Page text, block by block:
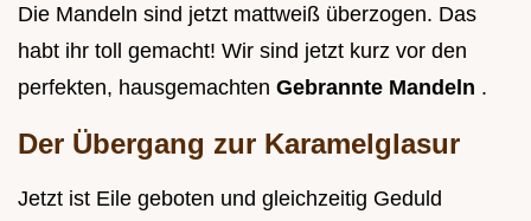
Die Mandeln sind jetzt mattweiß überzogen. Das
habt ihr toll gemacht! Wir sind jetzt kurz vor den
perfekten, hausgemachten Gebrannte Mandeln .
Der Übergang zur Karamelglasur
Jetzt ist Eile geboten und gleichzeitig Geduld